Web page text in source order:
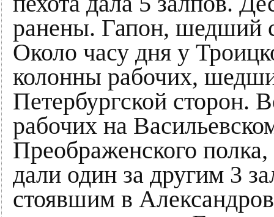
ранены. Гапон, шедший
Около часу дня у
колонны рабочих,
Петербургской сторон.
рабочих на
Преображенского
дали один за другим 3
стоявшим в